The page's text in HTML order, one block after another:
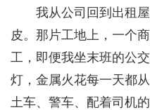
我从公司回到出租
皮。那片工地上，一个
工，即便我坐末班的公
灯，金属火花每一天都
土车、警车、配着司机